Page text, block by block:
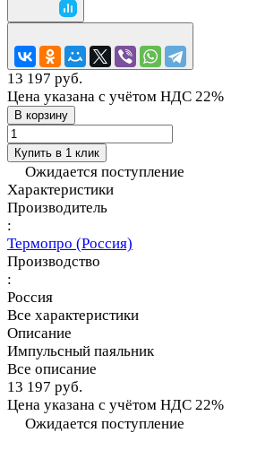
13 197 руб.
Цена указана с учётом НДС 22%
В корзину
Купить в 1 клик
Ожидается поступление
Характеристики
Производитель
:
Термопро (Россия)
Производство
:
Россия
Все характеристики
Описание
Импульсный паяльник
Все описание
13 197 руб.
Цена указана с учётом НДС 22%
Ожидается поступление